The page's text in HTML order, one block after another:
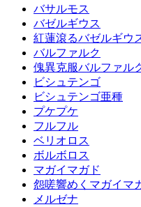
バサルモス
バゼルギウス
紅蓮滾るバゼルギウ
バルファルク
傀異克服バルファル
ビシュテンゴ
ビシュテンゴ亜種
プケプケ
フルフル
ベリオロス
ボルボロス
マガイマガド
怨嗟響めくマガイマ
メルゼナ